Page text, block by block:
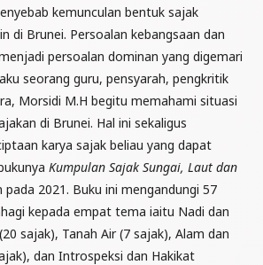
kemunculan bentuk sajak
di Brunei. Persoalan kebangsaan dan
persoalan dominan yang digemari
seorang guru, pensyarah, pengkritik
Morsidi M.H begitu memahami situasi
di Brunei. Hal ini sekaligus
karya sajak beliau yang dapat
Kumpulan Sajak Sungai, Laut dan
2021. Buku ini mengandungi 57
kepada empat tema iaitu Nadi dan
sajak), Tanah Air (7 sajak), Alam dan
dan Introspeksi dan Hakikat